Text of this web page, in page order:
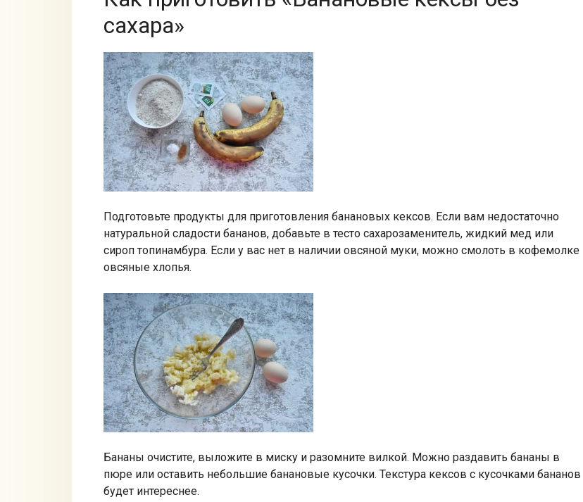
сахара»
Подготовьте продукты для приготовления банановых кексов. Если вам недостаточно
натуральной сладости бананов, добавьте в тесто сахарозаменитель, жидкий мед или
сироп топинамбура. Если у вас нет в наличии овсяной муки, можно смолоть в кофемолке
овсяные хлопья.
Бананы очистите, выложите в миску и разомните вилкой. Можно раздавить бананы в
пюре или оставить небольшие банановые кусочки. Текстура кексов с кусочками бананов
будет интереснее.